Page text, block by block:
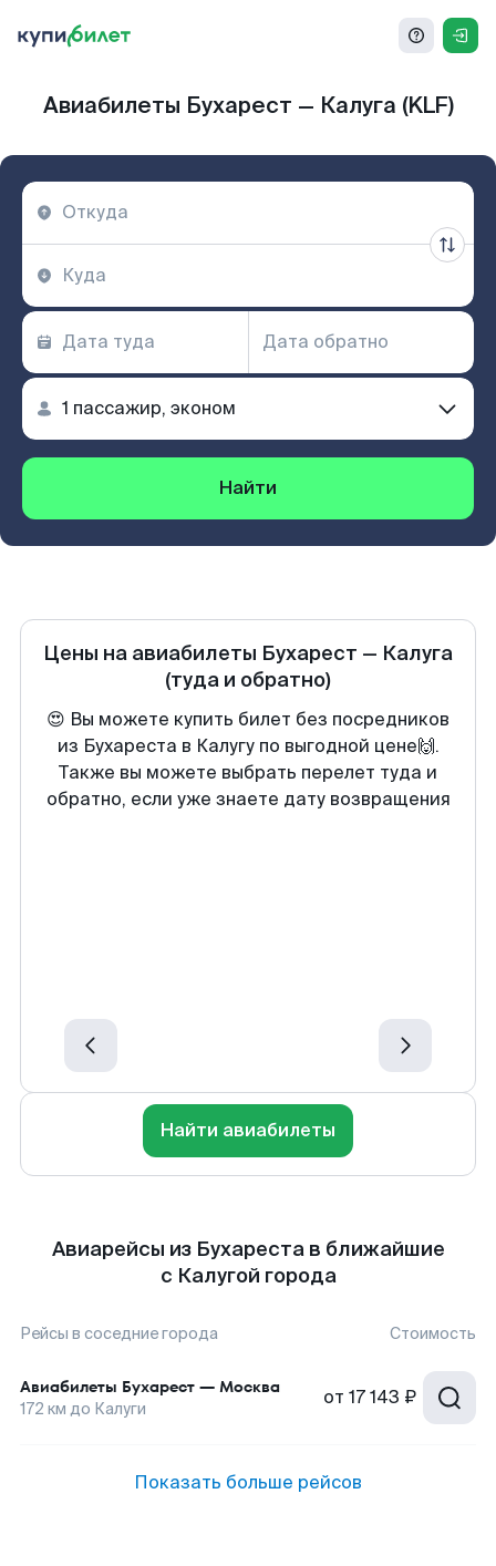
Авиабилеты Бухарест — Калуга (KLF)
Найти
Цены на авиабилеты Бухарест — Калуга
(туда и обратно)
😍 Вы можете купить билет без посредников
из Бухареста в Калугу по выгодной цене🙌.
Также вы можете выбрать перелет туда и
обратно, если уже знаете дату возвращения
Найти авиабилеты
Авиарейсы из Бухареста в ближайшие
с Калугой города
Рейсы в соседние города Стоимость
Авиабилеты Бухарест — Москва
172 км до Калуги от 17 143 ₽
Показать больше рейсов